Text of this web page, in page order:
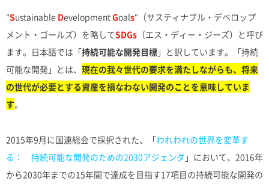
“Sustainable DevelopmentGoals“（サスティナブル・デベロップ
メント・ゴールズ）を略してSDGs （エス・ディー・ジーズ）と呼び
ます。日本語では「持続可能な開発目標 」と訳しています。「持続
可能な開発」とは、 現在の我々世代の要求を満たしながらも、将来
の世代が必要とする資産を損なわない開発のことを意味していま
す。
2015年9月に国連総会で採択された、「われわれの世界を変革す
る： 持続可能な開発のための2030アジェンダ 」において、2016年
から2030年までの15年間で達成を目指す17項目の持続可能な開発の